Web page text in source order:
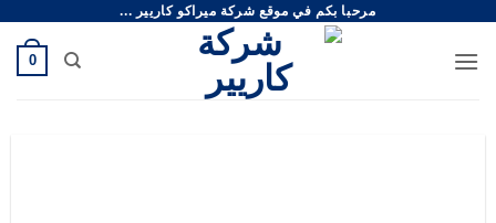
مرحبا بكم في موقع شركة ميراكو كاريير ...
0